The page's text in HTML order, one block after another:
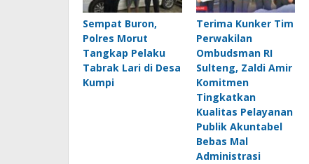
Sempat Buron,
Polres Morut
Tangkap Pelaku
Tabrak Lari di Desa
Kumpi
Terima Kunker Tim
Perwakilan
Ombudsman RI
Sulteng, Zaldi Amir
Komitmen
Tingkatkan
Kualitas Pelayanan
Publik Akuntabel
Bebas Mal
Administrasi